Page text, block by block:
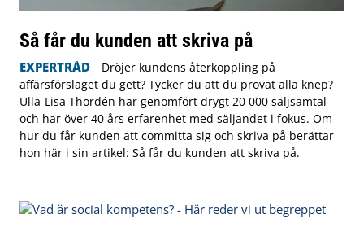
Så får du kunden att skriva på
EXPERTRÅD
Dröjer kundens återkoppling på
affärsförslaget du gett? Tycker du att du provat alla knep?
Ulla-Lisa Thordén har genomfört drygt 20 000 säljsamtal
och har över 40 års erfarenhet med säljandet i fokus. Om
hur du får kunden att committa sig och skriva på berättar
hon här i sin artikel: Så får du kunden att skriva på.